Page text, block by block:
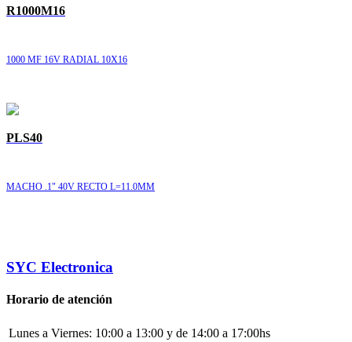
R1000M16
1000 MF 16V RADIAL 10X16
PLS40
MACHO .1" 40V RECTO L=11.0MM
SYC Electronica
Horario de atención
Lunes a Viernes: 10:00 a 13:00 y de 14:00 a 17:00hs